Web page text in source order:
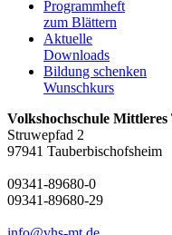
Programmheft
zum Blättern
Aktuelle
Downloads
Bildung schenken
Wunschkurs
Volkshochschule Mittleres
Struwepfad 2
97941 Tauberbischofsheim
09341-89680-0
09341-89680-29